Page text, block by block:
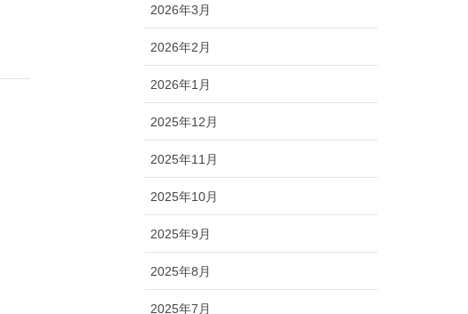
2026年3月
2026年2月
2026年1月
2025年12月
2025年11月
2025年10月
2025年9月
2025年8月
2025年7月